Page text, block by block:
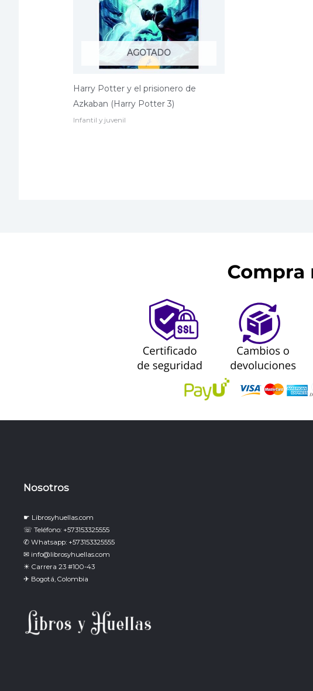
AGOTADO
Harry Potter y el prisionero de
Azkaban (Harry Potter 3)
Infantil y juvenil
Nosotros
☛ Librosyhuellas.com
☏ Teléfono: +573153325555
✆ Whatsapp: +573153325555
✉ info@librosyhuellas.com
☀ Carrera 23 #100-43
✈ Bogotá, Colombia